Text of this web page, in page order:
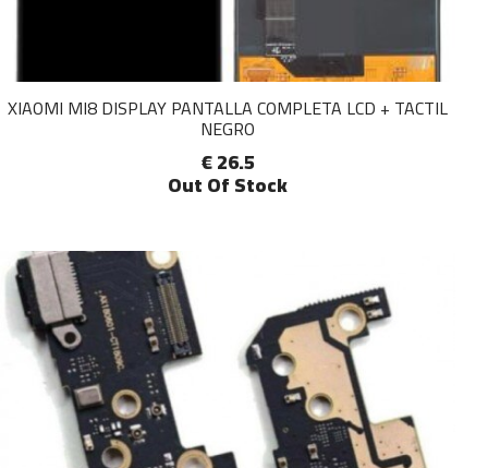
XIAOMI MI8 DISPLAY PANTALLA COMPLETA LCD + TACTIL
NEGRO
€ 26.5
Out Of Stock